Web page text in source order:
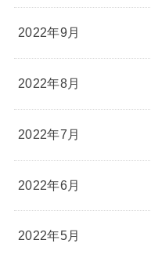
2022年9月
2022年8月
2022年7月
2022年6月
2022年5月